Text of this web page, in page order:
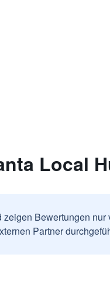
Local
zeigen Bewertungen
Partner